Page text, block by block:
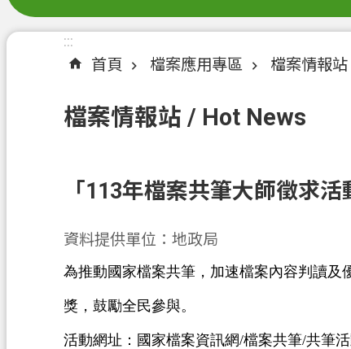
:::
首頁
檔案應用專區 檔案情報
檔案情報站 / Hot News
「113年檔案共筆大師徵求活
資料提供單位：地政局
為推動國家檔案共筆，加速檔案內容判讀
獎，鼓勵全民參與。
活動網址：國家檔案資訊網/檔案共筆/共筆